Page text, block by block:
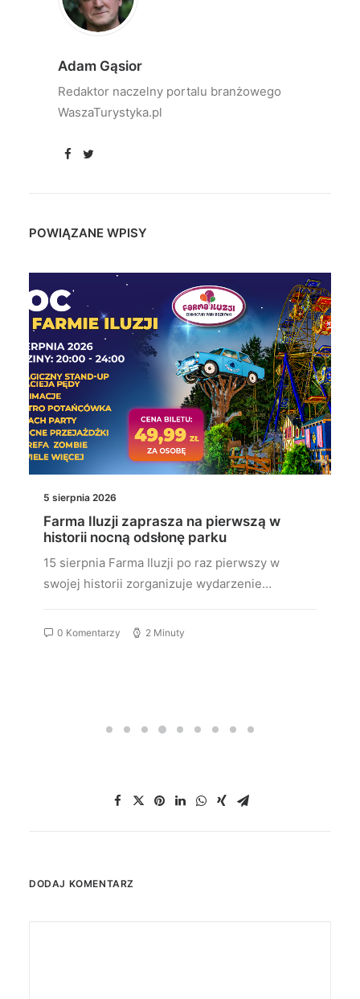
Adam Gąsior
Redaktor naczelny portalu branżowego
WaszaTurystyka.pl
POWIĄZANE WPISY
5 sierpnia 2026
Farma Iluzji zaprasza na pierwszą w
historii nocną odsłonę parku
15 sierpnia Farma Iluzji po raz pierwszy w
swojej historii zorganizuje wydarzenie…
0 Komentarzy 2 Minuty
DODAJ KOMENTARZ